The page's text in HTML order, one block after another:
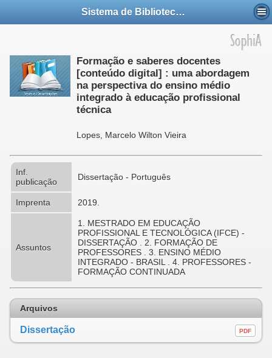
Sistema de Bibliotecas do IFCE - SIBI
Formação e saberes docentes
[conteúdo digital] : uma abordagem
na perspectiva do ensino médio
integrado à educação profissional
técnica
Lopes, Marcelo Wilton Vieira
Inf.
publicação
Dissertação - Português
Imprenta 2019.
Assuntos
1. MESTRADO EM EDUCAÇÃO
PROFISSIONAL E TECNOLÓGICA (IFCE) -
DISSERTAÇÃO . 2. FORMAÇÃO DE
PROFESSORES . 3. ENSINO MÉDIO
INTEGRADO - BRASIL . 4. PROFESSORES -
FORMAÇÃO CONTINUADA
Arquivos
Dissertação PDF